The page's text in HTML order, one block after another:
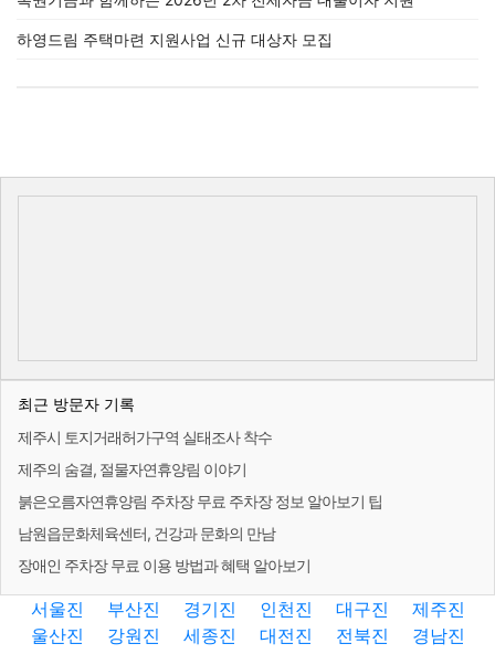
하영드림 주택마련 지원사업 신규 대상자 모집
최근 방문자 기록
제주시 토지거래허가구역 실태조사 착수
제주의 숨결, 절물자연휴양림 이야기
붉은오름자연휴양림 주차장 무료 주차장 정보 알아보기 팁
남원읍문화체육센터, 건강과 문화의 만남
장애인 주차장 무료 이용 방법과 혜택 알아보기
서울진 부산진 경기진 인천진 대구진
제주진
울산진
강원진 세종진 대전진 전북진
경남진